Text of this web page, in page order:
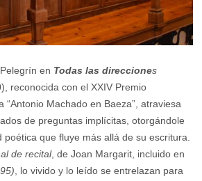
en Todas las direcciones
reconocida con el XXIV Premio
“Antonio Machado en Baeza”, atraviesa
de preguntas implícitas, otorgándole
poética que fluye más allá de su escritura.
de recital, de Joan Margarit, incluido en
, lo vivido y lo leído se entrelazan para